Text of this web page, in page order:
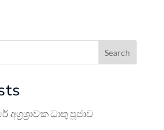
Search
අග්‍රශ්‍රාවක ධාතු පූජාව